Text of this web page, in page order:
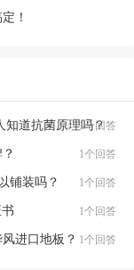
！
知道抗菌原理吗？
1个回答
1个回答
铺装吗？ 1个回答
1个回答
进口地板？ 1个回答